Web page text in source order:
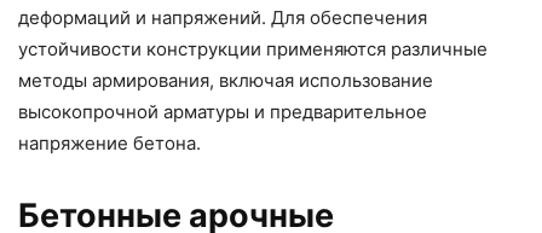
деформаций и напряжений. Для обеспечения
устойчивости конструкции применяются различные
методы армирования, включая использование
высокопрочной арматуры и предварительное
напряжение бетона.
Бетонные арочные